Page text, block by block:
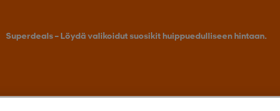
Superdeals – Löydä valikoidut suosikit huippuedulliseen hintaan.